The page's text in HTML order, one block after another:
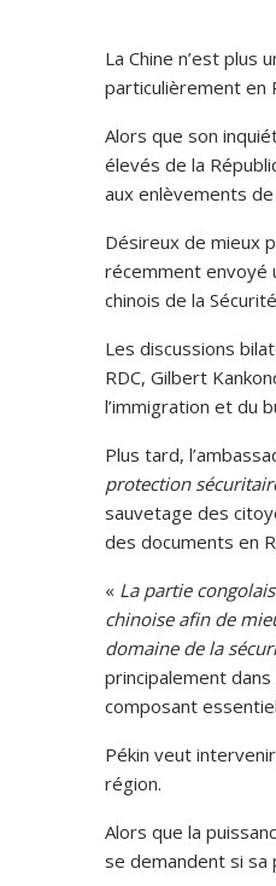
La Chine n’est plus
particulièrement en
Alors que son
élevés de la
aux enlèvements
Désireux de mieux
récemment envoyé
chinois de la
Les discussions
RDC, Gilbert
l’immigration et du
Plus tard,
protection
sauvetage des
des documents en
« La partie
chinoise afin de
domaine de la
principalement dans
composant
Pékin veut
région.
Alors que la
se demandent si